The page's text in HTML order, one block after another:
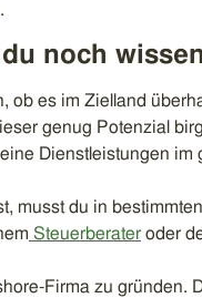
noch
ob es im Zielland
genug Potenzial
Dienstleistungen im
musst du in
Steuerberater oder
Firma zu gründen.